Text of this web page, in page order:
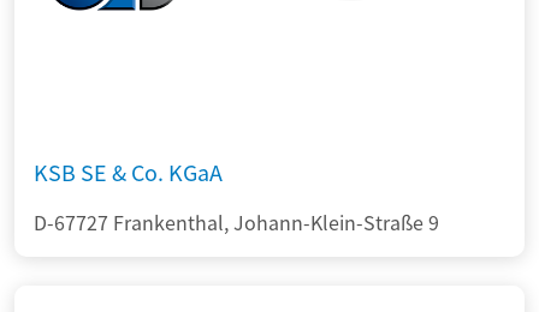
KSB SE & Co. KGaA
D-67727 Frankenthal, Johann-Klein-Straße 9